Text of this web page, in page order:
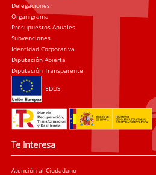
Delegaciones
Organigrama
Presupuestos Anuales
Subvenciones
Identidad Corporativa
Diputación Abierta
Diputación Transparente
EDUSI
Te interesa
Atención al Ciudadano